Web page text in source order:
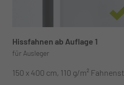
Hissfahnen ab Auflage 1
für Ausleger
150 x 400 cm, 110 g/m²